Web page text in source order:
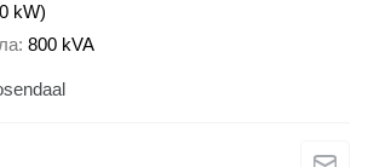
kW)
800 kVA